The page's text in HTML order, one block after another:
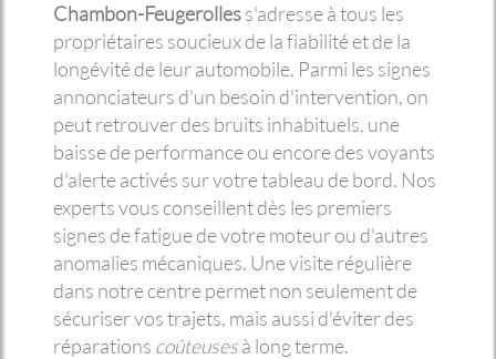
Chambon-Feugerolless'adresse à tous les
propriétaires soucieux de la fiabilité et de la
longévité de leur automobile. Parmi les signes
annonciateurs d'un besoin d'intervention, on
peut retrouver des bruits inhabituels, une
baisse de performance ou encore des voyants
d'alerte activés sur votre tableau de bord. Nos
experts vous conseillent dès les premiers
signes de fatigue de votre moteur ou d'autres
anomalies mécaniques. Une visite régulière
dans notre centre permet non seulement de
sécuriser vos trajets, mais aussi d'éviter des
réparations coûteusesà long terme.